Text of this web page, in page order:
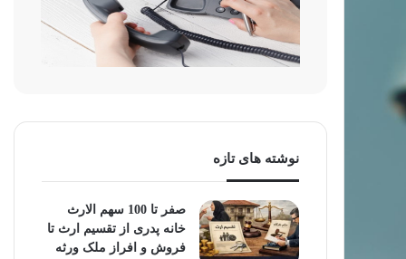
نوشته های تازه
صفر تا 100 سهم الارث
خانه پدری از تقسیم ارث تا
فروش و افراز ملک ورثه